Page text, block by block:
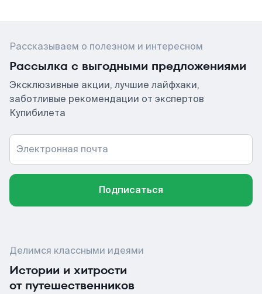
Рассказываем о полезном и интересном
Рассылка с выгодными предложениями
Эксклюзивные акции, лучшие лайфхаки,
заботливые рекомендации от экспертов
Купибилета
Электронная почта
Подписаться
Делимся классными идеями
Истории и хитрости
от путешественников